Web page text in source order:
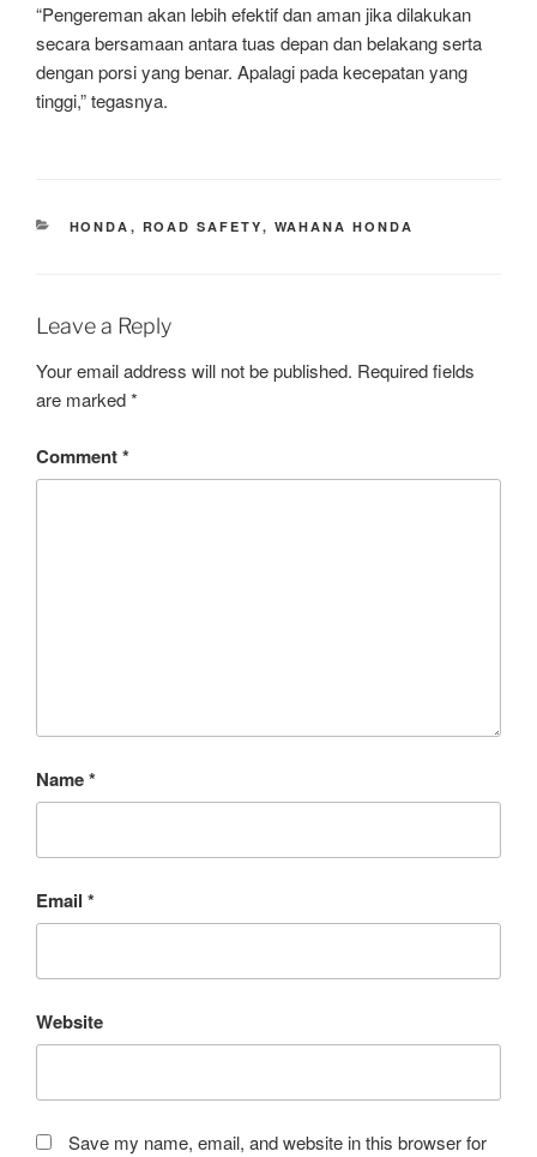
“Pengereman akan lebih efektif dan aman jika dilakukan
secara bersamaan antara tuas depan dan belakang serta
dengan porsi yang benar. Apalagi pada kecepatan yang
tinggi,” tegasnya.
CATEGORIES
HONDA , ROAD SAFETY, WAHANA HONDA
Leave a Reply
Your email address will not be published. Required fields
are marked*
Comment*
Name*
Email *
Website
Save my name, email, and website in this browser for